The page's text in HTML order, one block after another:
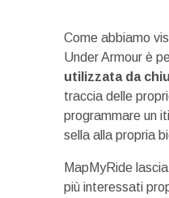
Come abbiamo
Under Armour è
utilizzata da
traccia delle
programmare un
sella alla propria
MapMyRide
più interessati